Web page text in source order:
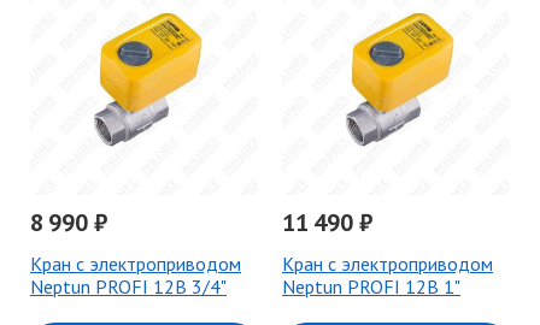
8 990 ₽
Кран с электроприводом
Neptun PROFI 12В 3/4"
11 490 ₽
Кран с электроприводом
Neptun PROFI 12В 1"